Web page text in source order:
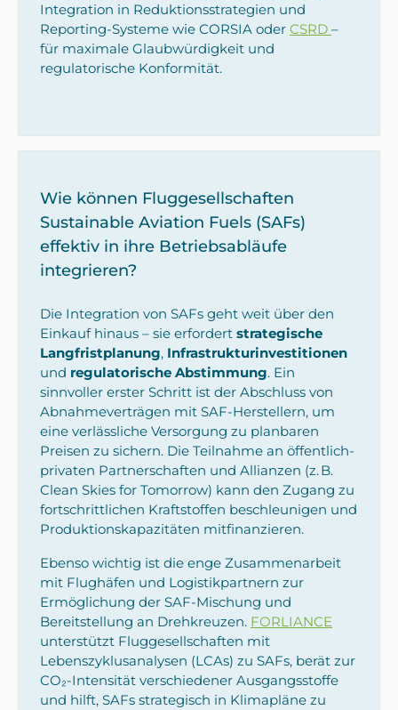
Integration in Reduktionsstrategien und
Reporting-Systeme wie CORSIA oder CSRD –
für maximale Glaubwürdigkeit und
regulatorische Konformität.
Wie können Fluggesellschaften
Sustainable Aviation Fuels (SAFs)
effektiv in ihre Betriebsabläufe
integrieren?
Die Integration von SAFs geht weit über den
Einkauf hinaus – sie erfordert strategische
Langfristplanung, Infrastrukturinvestitionen
und regulatorische Abstimmung. Ein
sinnvoller erster Schritt ist der Abschluss von
Abnahmeverträgen mit SAF-Herstellern, um
eine verlässliche Versorgung zu planbaren
Preisen zu sichern. Die Teilnahme an öffentlich-
privaten Partnerschaften und Allianzen (z. B.
Clean Skies for Tomorrow) kann den Zugang zu
fortschrittlichen Kraftstoffen beschleunigen und
Produktionskapazitäten mitfinanzieren.
Ebenso wichtig ist die enge Zusammenarbeit
mit Flughäfen und Logistikpartnern zur
Ermöglichung der SAF-Mischung und
Bereitstellung an Drehkreuzen. FORLIANCE
unterstützt Fluggesellschaften mit
Lebenszyklusanalysen (LCAs) zu SAFs, berät zur
CO₂-Intensität verschiedener Ausgangsstoffe
und hilft, SAFs strategisch in Klimapläne zu